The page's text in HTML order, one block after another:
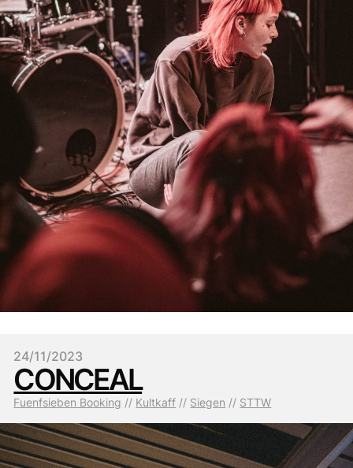
24/11/2023
CONCEAL
Fuenfsieben Booking Kultkaff Siegen STTW